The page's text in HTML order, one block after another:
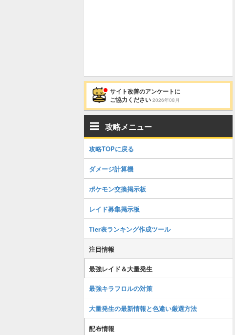
サイト改善のアンケートに
ご協力ください 2026年08月
攻略メニュー
攻略TOPに戻る
ダメージ計算機
ポケモン交換掲示板
レイド募集掲示板
Tier表ランキング作成ツール
注目情報
最強レイド＆大量発生
最強キラフロルの対策
大量発生の最新情報と色違い厳選方法
配布情報